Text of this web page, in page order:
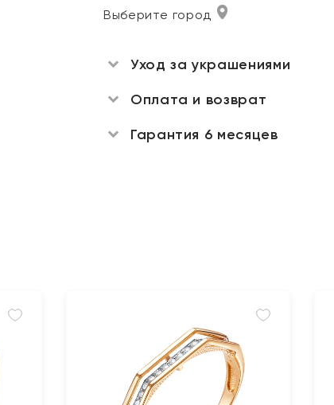
Выберите город
Уход за украшениями
Оплата и возврат
Гарантия 6 месяцев